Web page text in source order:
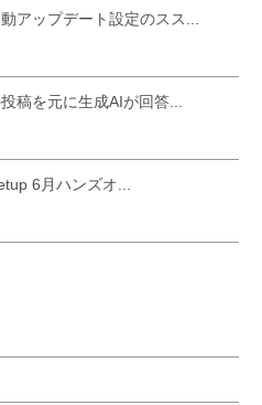
アップデート設定のスス...
稿を元に生成AIが回答...
6月ハンズオ...